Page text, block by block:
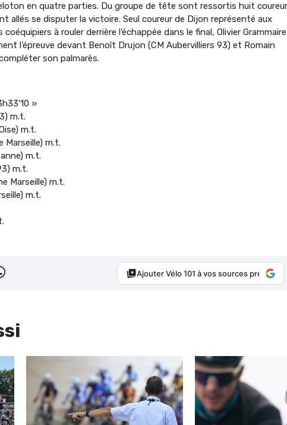
en quatre parties. Du groupe de tête sont ressortis huit
allés se disputer la victoire. Seul coureur de Dijon représenté aux
à rouler derrière l’échappée dans le final, Olivier
l’épreuve devant Benoît Drujon (CM Aubervilliers 93) et Romain
son palmarès.
»
m.t.
m.t.
Marseille) m.t.
m.t.
m.t.
Marseille) m.t.
m.t.
Ajouter Vélo 101 à vos sources préférées